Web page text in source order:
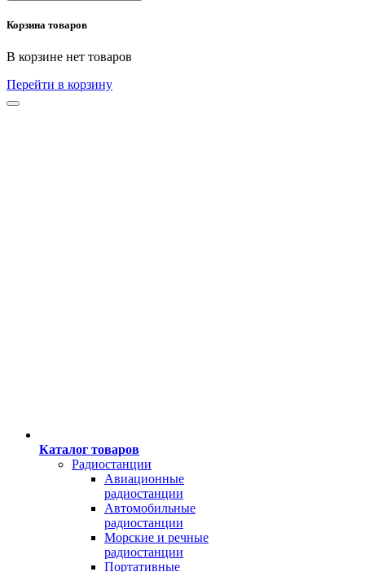
Корзина товаров
В корзине нет товаров
Перейти в корзину
Каталог товаров
Радиостанции
Авиационные
радиостанции
Автомобильные
радиостанции
Морские и речные
радиостанции
Портативные